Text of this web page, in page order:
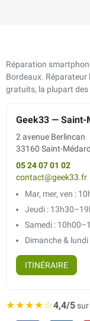
Réparation
Bordeaux.
gratuits, la plupart
Geek33 —
2 avenue Berlincan
33160 Saint-
05 24 07 01 02
contact@geek33.fr
Mar, mer, ven :
Jeudi :
Samedi :
Dimanche & lundi
ITINÉRAIRE
★★★★☆4,4/5sur